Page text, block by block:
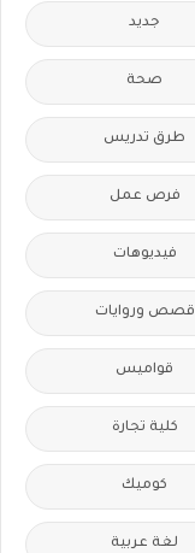
جديد
صحة
طرق تدريس
فرص عمل
فيديوهات
قصص وروايات
قواميس
كلية تجارة
كوميك
لغة عربية